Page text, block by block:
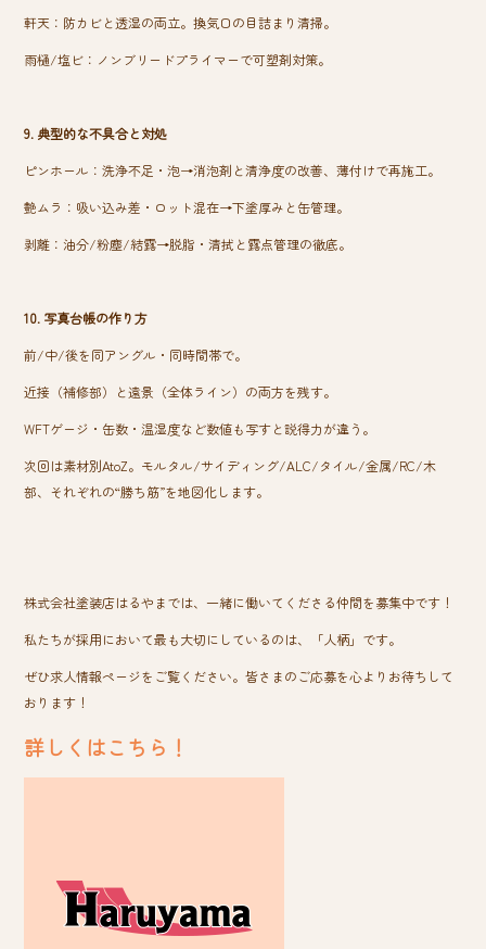
軒天：防カビと透湿の両立。換気口の目詰まり清掃。
雨樋/塩ビ：ノンブリードプライマーで可塑剤対策。
9. 典型的な不具合と対処 ‍‍
ピンホール：洗浄不足・泡→消泡剤と清浄度の改善、薄付けで再施工。
艶ムラ：吸い込み差・ロット混在→下塗厚みと缶管理。
剥離：油分/粉塵/結露→脱脂・清拭と露点管理の徹底。
10. 写真台帳の作り方
前/中/後を同アングル・同時間帯で。
近接（補修部）と遠景（全体ライン）の両方を残す。
WFTゲージ・缶数・温湿度など数値も写すと説得力が違う。
次回は素材別AtoZ。モルタル/サイディング/ALC/タイル/金属/RC/木
部、それぞれの“勝ち筋”を地図化します。
株式会社塗装店はるやまでは、一緒に働いてくださる仲間を募集中です！
私たちが採用において最も大切にしているのは、「人柄」です。
ぜひ求人情報ページをご覧ください。皆さまのご応募を心よりお待ちして
おります！
詳しくはこちら！